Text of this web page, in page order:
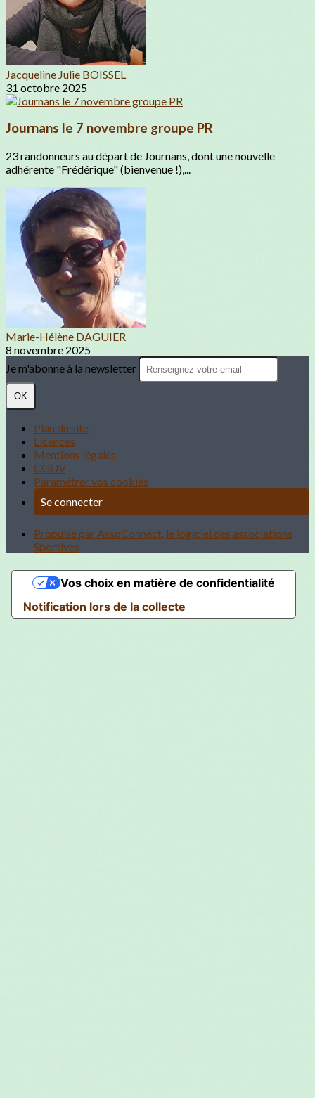
Jacqueline Julie BOISSEL
31 octobre 2025
Journans le 7 novembre groupe PR
23 randonneurs au départ de Journans, dont une nouvelle
adhérente "Frédérique" (bienvenue !),...
Marie-Hélène DAGUIER
8 novembre 2025
Je m'abonne à la newsletter
OK
Plan du site
Licences
Mentions légales
CGUV
Paramétrer vos cookies
Se connecter
Propulsé par AssoConnect, le logiciel des associations
Sportives
Notification lors de la collecte
Vos choix en matière de confidentialité